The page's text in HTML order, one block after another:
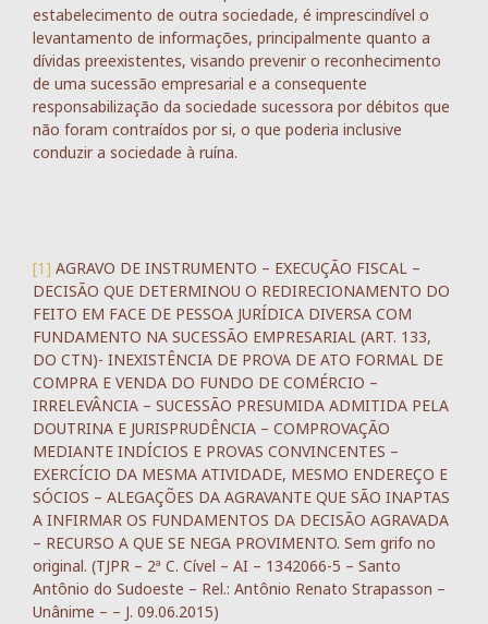
estabelecimento de outra sociedade, é imprescindível o
levantamento de informações, principalmente quanto a
dívidas preexistentes, visando prevenir o reconhecimento
de uma sucessão empresarial e a consequente
responsabilização da sociedade sucessora por débitos que
não foram contraídos por si, o que poderia inclusive
conduzir a sociedade à ruína.
[1] AGRAVO DE INSTRUMENTO – EXECUÇÃO FISCAL –
DECISÃO QUE DETERMINOU O REDIRECIONAMENTO DO
FEITO EM FACE DE PESSOA JURÍDICA DIVERSA COM
FUNDAMENTO NA SUCESSÃO EMPRESARIAL (ART. 133,
DO CTN)- INEXISTÊNCIA DE PROVA DE ATO FORMAL DE
COMPRA E VENDA DO FUNDO DE COMÉRCIO –
IRRELEVÂNCIA – SUCESSÃO PRESUMIDA ADMITIDA PELA
DOUTRINA E JURISPRUDÊNCIA – COMPROVAÇÃO
MEDIANTE INDÍCIOS E PROVAS CONVINCENTES –
EXERCÍCIO DA MESMA ATIVIDADE, MESMO ENDEREÇO E
SÓCIOS – ALEGAÇÕES DA AGRAVANTE QUE SÃO INAPTAS
A INFIRMAR OS FUNDAMENTOS DA DECISÃO AGRAVADA
– RECURSO A QUE SE NEGA PROVIMENTO. Sem grifo no
original. (TJPR – 2ª C. Cível – AI – 1342066-5 – Santo
Antônio do Sudoeste – Rel.: Antônio Renato Strapasson –
Unânime – – J. 09.06.2015)